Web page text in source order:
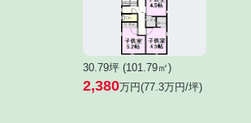
30.79坪 (101.79㎡)
2,380万円(77.3万円/坪)